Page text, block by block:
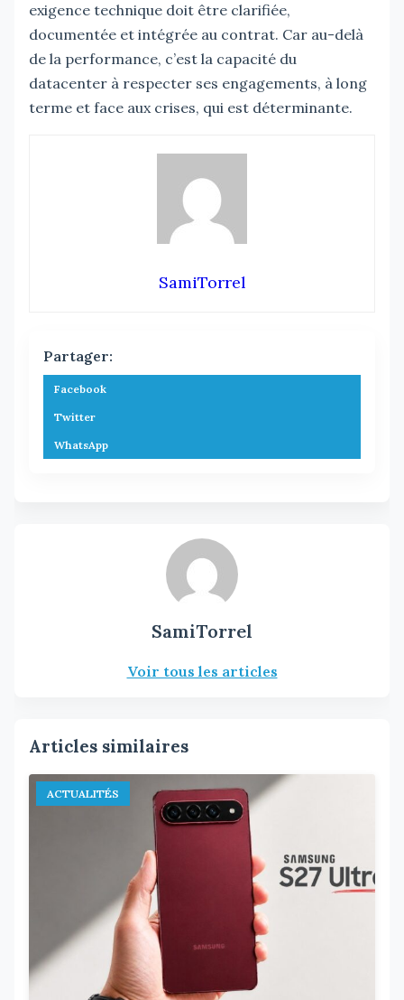
exigence technique doit être clarifiée,
documentée et intégrée au contrat. Car au-delà
de la performance, c’est la capacité du
datacenter à respecter ses engagements, à long
terme et face aux crises, qui est déterminante.
SamiTorrel
Partager:
Facebook
Twitter
WhatsApp
SamiTorrel
Voir tous les articles
Articles similaires
ACTUALITÉS